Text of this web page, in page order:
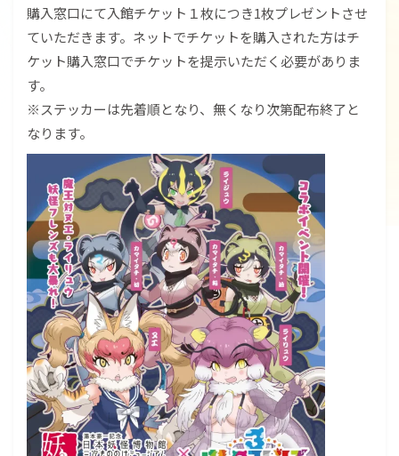
購入窓口にて入館チケット１枚につき1枚プレゼントさせ
ていただきます。ネットでチケットを購入された方はチ
ケット購入窓口でチケットを提示いただく必要がありま
す。
※ステッカーは先着順となり、無くなり次第配布終了と
なります。